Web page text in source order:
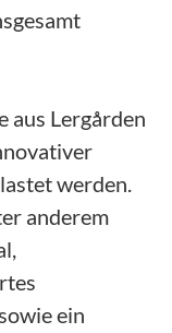
aus Lergården
werden.
anderem
ein